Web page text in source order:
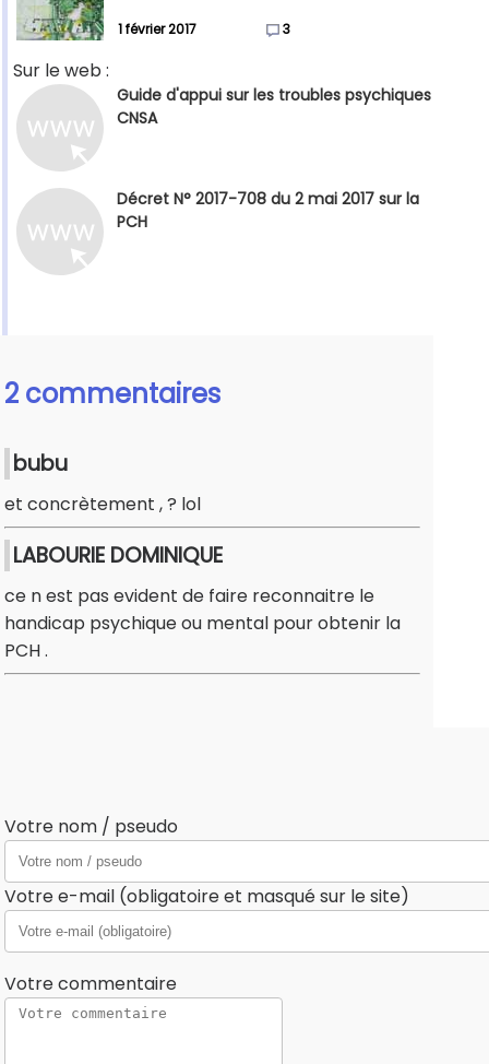
1 février 2017 3
Sur le web :
Guide d'appui sur les troubles psychiques
CNSA
Décret N° 2017-708 du 2 mai 2017 sur la
PCH
2 commentaires
bubu
et concrètement , ? lol
LABOURIE DOMINIQUE
ce n est pas evident de faire reconnaitre le
handicap psychique ou mental pour obtenir la
PCH .
Votre nom / pseudo
Votre e-mail (obligatoire et masqué sur le site)
Votre commentaire